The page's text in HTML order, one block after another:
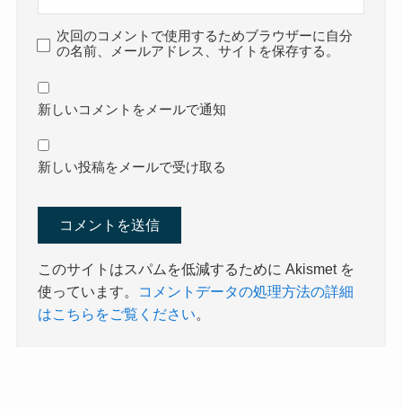
次回のコメントで使用するためブラウザーに自分
の名前、メールアドレス、サイトを保存する。
新しいコメントをメールで通知
新しい投稿をメールで受け取る
このサイトはスパムを低減するために Akismet を
使っています。
コメントデータの処理方法の詳細
はこちらをご覧ください。